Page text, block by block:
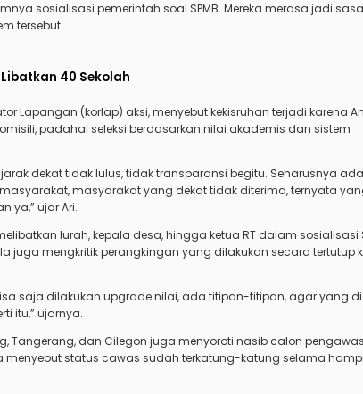
sosialisasi pemerintah soal SPMB. Mereka merasa jadi
tersebut.
40 Sekolah
Lapangan (korlap) aksi, menyebut kekisruhan terjadi karena
padahal seleksi berdasarkan nilai akademis dan sistem
dekat tidak lulus, tidak transparansi begitu. Seharusnya ada
masyarakat yang dekat tidak diterima, ternyata
ya,” ujar Ari.
lurah, kepala desa, hingga ketua RT dalam sosialisasi
juga mengkritik perangkingan yang dilakukan secara tertutup
saja dilakukan upgrade nilai, ada titipan-titipan, agar yang di
itu,” ujarnya.
Tangerang, dan Cilegon juga menyoroti nasib calon pengawas
menyebut status cawas sudah terkatung-katung selama